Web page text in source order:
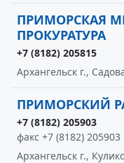
ПРИМОРСКАЯ
ПРОКУРАТУРА
+7 (8182) 205815
Архангельск г.,
ПРИМОРСКИЙ
+7 (8182) 205903
факс +7 (8182) 205903
Архангельск г.,